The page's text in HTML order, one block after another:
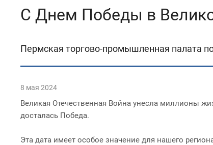
С Днем Победы в
Пермская торгово-промышленная палата
8 мая 2024
Великая Отечественная Война унесла миллионы
досталась Победа.
Эта дата имеет особое значение для нашего